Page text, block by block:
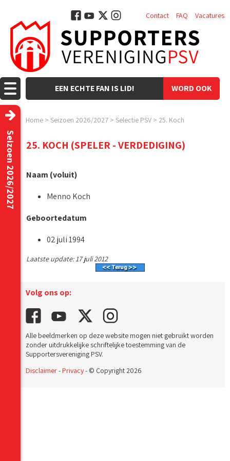
WORD OOK
EEN ECHTE FAN IS LID!
Contact FAQ Vacatures
Home > Seizoen 2026/2027 > Selectie PSV > 25. Koch
Seizoen 2026/2027 25. KOCH (SPELER - VERDEDIGING)
Naam (voluit)
Menno Koch
Geboortedatum
02 juli 1994
Laatste update: 17 juli 2012
Volg ons op:
Alle beeldmerken op deze website mogen niet gebruikt worden
zonder uitdrukkelijke schriftelijke toestemming van de
Supportersvereniging PSV.
Disclaimer-Privacy- © Copyright 2026